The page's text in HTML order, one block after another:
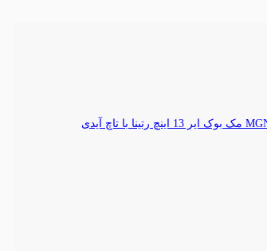
مک بوک ایر 13 اینچ رتینا با تاچ آیدی